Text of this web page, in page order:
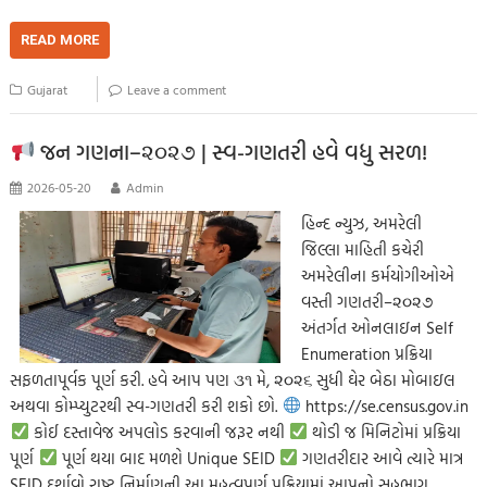
ce
b
o
o
k
wi
tt
er s
A
p
y
Li
nk
g
er
e m
READ MORE
Gujarat Leave a comment
જન ગણના–૨૦૨૭ | સ્વ-ગણતરી હવે વધુ સરળ!
2026-05-20 Admin
હિન્દ ન્યુઝ, અમરેલી
જિલ્લા માહિતી કચેરી
અમરેલીના કર્મયોગીઓએ
વસ્તી ગણતરી–૨૦૨૭
અંતર્ગત ઓનલાઇન Self
Enumeration પ્રક્રિયા
સફળતાપૂર્વક પૂર્ણ કરી. હવે આપ પણ ૩૧ મે, ૨૦૨૬ સુધી ઘેર બેઠા મોબાઇલ
અથવા કોમ્પ્યુટરથી સ્વ-ગણતરી કરી શકો છો.
https://se.census.gov.in
કોઈ દસ્તાવેજ અપલોડ કરવાની જરૂર નથી
થોડી જ મિનિટોમાં પ્રક્રિયા
પૂર્ણ
પૂર્ણ થયા બાદ મળશે Unique SEID
ગણતરીદાર આવે ત્યારે માત્ર